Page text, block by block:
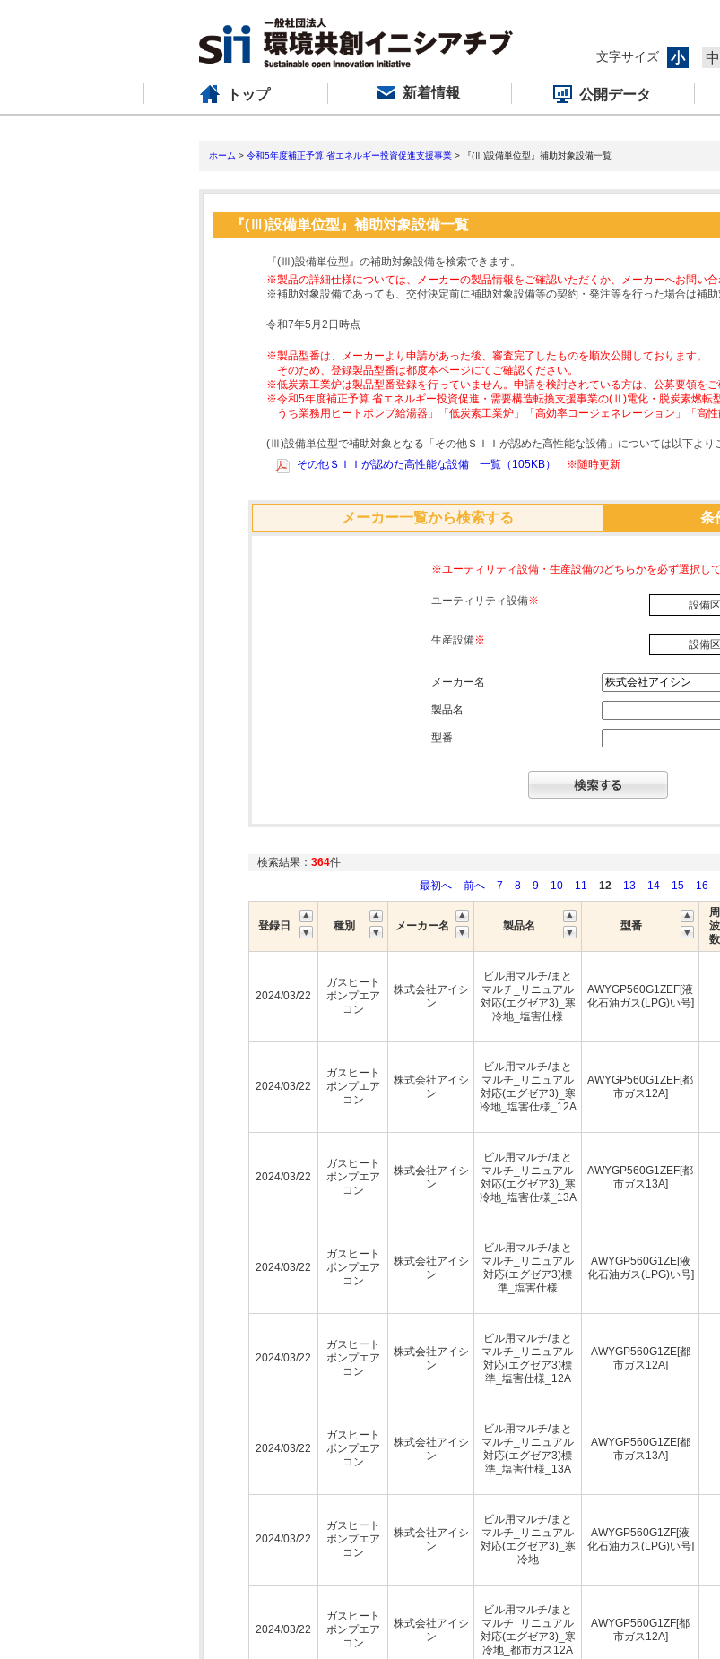
文字サイズ
小 中
トップ 新着情報 公開データ
ホーム > 令和5年度補正予算 省エネルギー投資促進支援事業 > 『(Ⅲ)設備単位型』補助対象設備一覧
『(Ⅲ)設備単位型』補助対象設備一覧
『(Ⅲ)設備単位型』の補助対象設備を検索できます。
※製品の詳細仕様については、メーカーの製品情報をご確認いただくか、メーカーへお問い合
※補助対象設備であっても、交付決定前に補助対象設備等の契約・発注等を行った場合は補助
令和7年5月2日時点
※製品型番は、メーカーより申請があった後、審査完了したものを順次公開しております。
そのため、登録製品型番は都度本ページにてご確認ください。
※低炭素工業炉は製品型番登録を行っていません。申請を検討されている方は、公募要領をご
※令和5年度補正予算 省エネルギー投資促進・需要構造転換支援事業の(Ⅱ)電化・脱炭素燃転
うち業務用ヒートポンプ給湯器」「低炭素工業炉」「高効率コージェネレーション」「高
(Ⅲ)設備単位型で補助対象となる「その他ＳＩＩが認めた高性能な設備」については以下より
その他ＳＩＩが認めた高性能な設備 一覧（105KB）
※随時更新
メーカー一覧から検索する 条
※ユーティリティ設備・生産設備のどちらかを必ず選択して
ユーティリティ設備※ 設備
生産設備※ 設備
メーカー名
製品名
型番
検索結果： 364件
最初へ
前へ 7 8 9 10 11 12 13 14 15 16
登録日 種別 メーカー名 製品名 型番
周
波
数
2024/03/22
ガスヒート
ポンプエア
コン
株式会社アイシ
ン
ビル用マルチ/まと
マルチ_リニュアル
対応(エグゼア3)_寒
冷地_塩害仕様
AWYGP560G1ZEF[液
化石油ガス(LPG)い号]
2024/03/22
ガスヒート
ポンプエア
コン
株式会社アイシ
ン
ビル用マルチ/まと
マルチ_リニュアル
対応(エグゼア3)_寒
冷地_塩害仕様_12A
AWYGP560G1ZEF[都
市ガス12A]
2024/03/22
ガスヒート
ポンプエア
コン
株式会社アイシ
ン
ビル用マルチ/まと
マルチ_リニュアル
対応(エグゼア3)_寒
冷地_塩害仕様_13A
AWYGP560G1ZEF[都
市ガス13A]
2024/03/22
ガスヒート
ポンプエア
コン
株式会社アイシ
ン
ビル用マルチ/まと
マルチ_リニュアル
対応(エグゼア3)標
準_塩害仕様
AWYGP560G1ZE[液
化石油ガス(LPG)い号]
2024/03/22
ガスヒート
ポンプエア
コン
株式会社アイシ
ン
ビル用マルチ/まと
マルチ_リニュアル
対応(エグゼア3)標
準_塩害仕様_12A
AWYGP560G1ZE[都
市ガス12A]
2024/03/22
ガスヒート
ポンプエア
コン
株式会社アイシ
ン
ビル用マルチ/まと
マルチ_リニュアル
対応(エグゼア3)標
準_塩害仕様_13A
AWYGP560G1ZE[都
市ガス13A]
2024/03/22
ガスヒート
ポンプエア
コン
株式会社アイシ
ン
ビル用マルチ/まと
マルチ_リニュアル
対応(エグゼア3)_寒
冷地
AWYGP560G1ZF[液
化石油ガス(LPG)い号]
2024/03/22
ガスヒート
ポンプエア
コン
株式会社アイシ
ン
ビル用マルチ/まと
マルチ_リニュアル
対応(エグゼア3)_寒
冷地_都市ガス12A
AWYGP560G1ZF[都
市ガス12A]